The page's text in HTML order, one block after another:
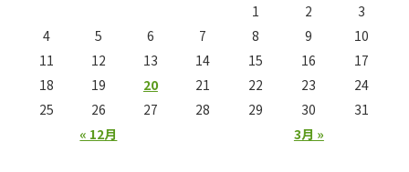
« 12月 3月 »
1 2
3
4
5 6 7 8 9
10
11
12 13 14 15 16
17
18
19 20 21 22 23
24
25
26 27 28 29 30 31